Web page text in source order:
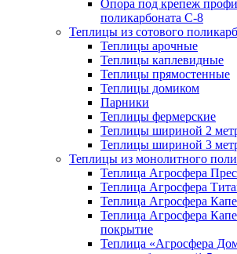
Опора под крепеж
поликарбоната С-8
Теплицы из сотового
Теплицы арочные
Теплицы каплевидные
Теплицы прямостенные
Теплицы домиком
Парники
Теплицы фермерские
Теплицы шириной 2
Теплицы шириной 3
Теплицы из монолитного
Теплица Агросфера
Теплица Агросфера
Теплица Агросфера
Теплица Агросфера
покрытие
Теплица «Агросфера